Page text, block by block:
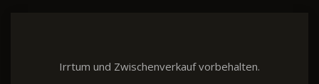
Irrtum und Zwischenverkauf vorbehalten.